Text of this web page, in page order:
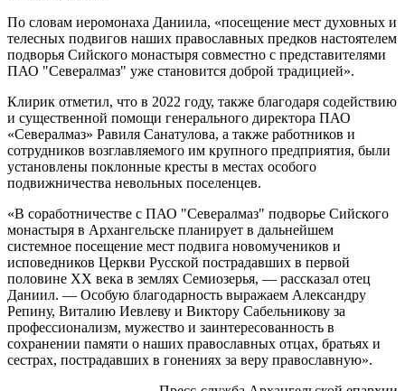
По словам иеромонаха Даниила, «посещение мест духовных и
телесных подвигов наших православных предков настоятелем
подворья Сийского монастыря совместно с представителями
ПАО "Севералмаз" уже становится доброй традицией».
Клирик отметил, что в 2022 году, также благодаря содействию
и существенной помощи генерального директора ПАО
«Севералмаз» Равиля Санатулова, а также работников и
сотрудников возглавляемого им крупного предприятия, были
установлены поклонные кресты в местах особого
подвижничества невольных поселенцев.
«В соработничестве с ПАО "Севералмаз" подворье Сийского
монастыря в Архангельске планирует в дальнейшем
системное посещение мест подвига новомучеников и
исповедников Церкви Русской пострадавших в первой
половине ХХ века в землях Семиозерья, — рассказал отец
Даниил. — Особую благодарность выражаем Александру
Репину, Виталию Иевлеву и Виктору Сабельникову за
профессионализм, мужество и заинтересованность в
сохранении памяти о наших православных отцах, братьях и
сестрах, пострадавших в гонениях за веру православную».